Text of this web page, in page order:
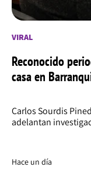
VIRAL
Reconocido
casa en
Carlos Sourdis
adelantan
Hace un día